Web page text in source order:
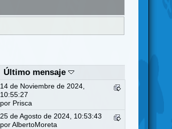
Último mensaje
14 de Noviembre de 2024,
10:55:27
por Prisca
25 de Agosto de 2024, 10:53:43
porAlbertoMoreta